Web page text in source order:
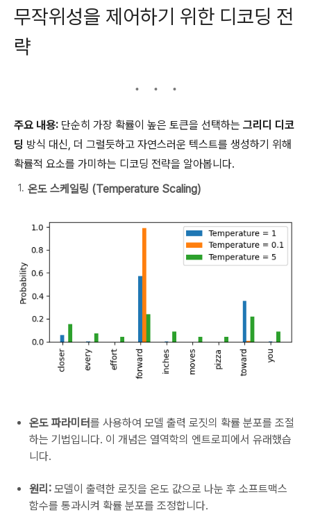
무작위성을 제어하기 위한 디코딩 전
략
주요 내용: 단순히 가장 확률이 높은 토큰을 선택하는 그리디 디코
딩 방식 대신, 더 그럴듯하고 자연스러운 텍스트를 생성하기 위해
확률적 요소를 가미하는 디코딩 전략을 알아봅니다.
온도 스케일링 (Temperature Scaling)
온도 파라미터를 사용하여 모델 출력 로짓의 확률 분포를 조절
하는 기법입니다. 이 개념은 열역학의 엔트로피에서 유래했습
니다.
원리: 모델이 출력한 로짓을 온도 값으로 나눈 후 소프트맥스
함수를 통과시켜 확률 분포를 조정합니다.